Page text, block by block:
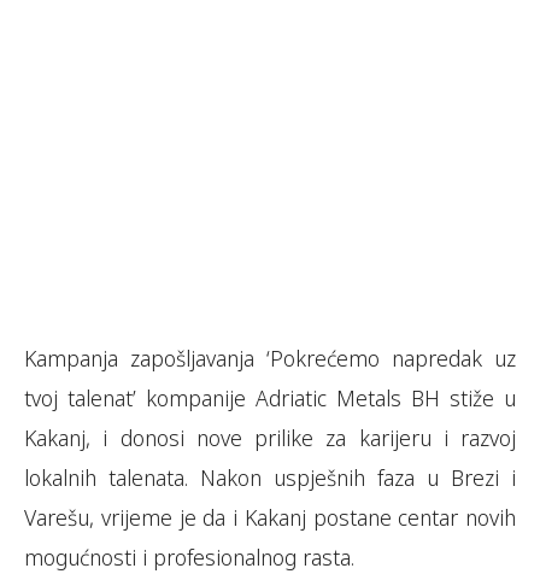
Kampanja zapošljavanja ‘Pokrećemo napredak uz
tvoj talenat’ kompanije Adriatic Metals BH stiže u
Kakanj, i donosi nove prilike za karijeru i razvoj
lokalnih talenata. Nakon uspješnih faza u Brezi i
Varešu, vrijeme je da i Kakanj postane centar novih
mogućnosti i profesionalnog rasta.